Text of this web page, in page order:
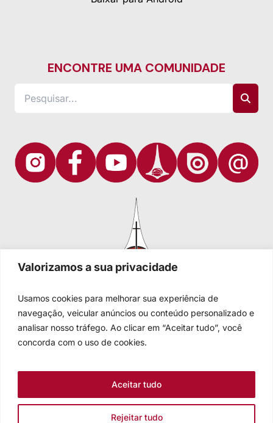
Valorizamos a sua privacidade
Usamos cookies para melhorar sua experiência de
navegação, veicular anúncios ou conteúdo personalizado e
analisar nosso tráfego. Ao clicar em “Aceitar tudo”, você
concorda com o uso de cookies.
Rejeitar tudo
Aceitar tudo
ENCONTRE UMA COMUNIDADE
Igreja Evangélica de Confissão Luterana no Brasil
Sede nacional: Rua Senhor dos Passos, 202/4º andar Centro -
Fale conosco